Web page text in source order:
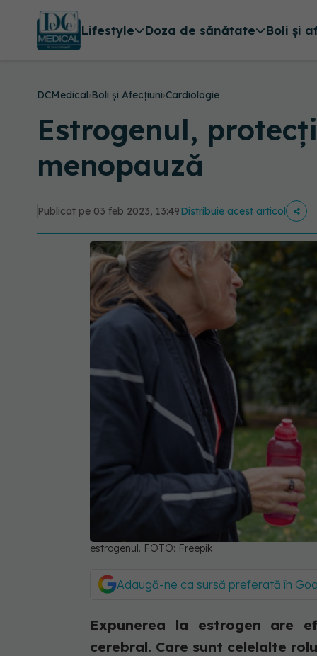
Lifestyle Doza de sănătate Boli și
DCMedical›Boli și Afecțiuni›Cardiologie
Estrogenul,
menopauză
Publicat pe 03 feb 2023, 13:49Distribuie acest articol
estrogenul. FOTO: Freepik
Adaugă-ne ca sursă preferată în
Expunerea la estrogen are
cerebral. Care sunt celelalte